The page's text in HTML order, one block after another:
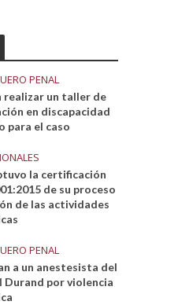
PENAL
realizar un taller de
en discapacidad
para el caso
la certificación
de su proceso
de las actividades
PENAL
a un anestesista del
Durand por violencia